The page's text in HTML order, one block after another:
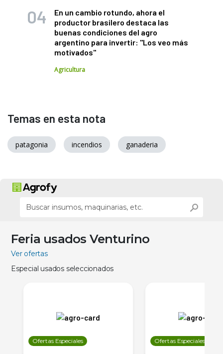
En un cambio rotundo, ahora el
productor brasilero destaca las
buenas condiciones del agro
argentino para invertir: "Los veo más
motivados"
Agricultura
Temas en esta nota
patagonia incendios ganaderia
Feria usados Venturino
Ver ofertas
Especial usados seleccionados
Ofertas Especiales Ofertas Especiales